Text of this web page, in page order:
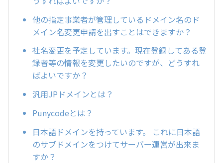
他の指定事業者が管理しているドメイン名のド
メイン名変更申請を出すことはできますか？
社名変更を予定しています。現在登録してある登
録者等の情報を変更したいのですが、どうすれ
ばよいですか？
汎用JPドメインとは？
Punycodeとは？
日本語ドメインを持っています。 これに日本語
のサブドメインをつけてサーバー運営が出来ま
すか？